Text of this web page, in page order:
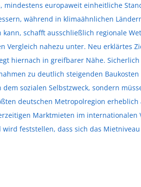
mindestens europaweit einheitliche
während in klimaähnlichen
schafft ausschließlich regionale
Vergleich nahezu unter. Neu erklärtes
hiernach in greifbarer Nähe.
zu deutlich steigenden
sozialen Selbstzweck, sondern
deutschen Metropolregion
Marktmieten im
feststellen, dass sich das